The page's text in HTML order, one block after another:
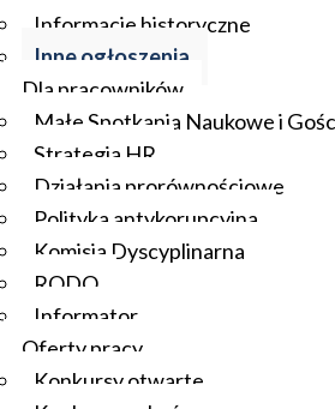
Informacje historyczne
Inne ogłoszenia
Dla pracowników
Małe Spotkania Naukowe i
Strategia HR
Działania prorównościowe
Polityka antykorupcyjna
Komisja Dyscyplinarna
RODO
Informator
Oferty pracy
Konkursy otwarte